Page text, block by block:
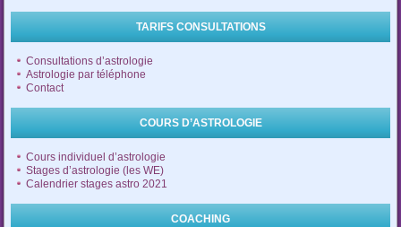
TARIFS CONSULTATIONS
Consultations d’astrologie
Astrologie par téléphone
Contact
COURS D’ASTROLOGIE
Cours individuel d’astrologie
Stages d’astrologie (les WE)
Calendrier stages astro 2021
COACHING